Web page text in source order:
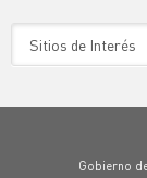
Gobierno